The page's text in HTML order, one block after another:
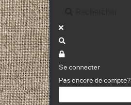
Se connecter
Pas encore de compte?